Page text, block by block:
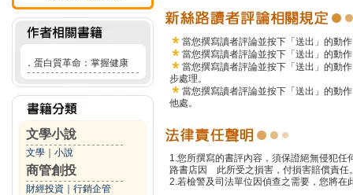
． 蛋白質革命：掌握健康
文學小說
文學 小說
商管創投
財經投資 行銷企管
當您撰寫讀者評論並按下「送出」的動
當您撰寫讀者評論並按下「送出」的動
當您撰寫讀者評論並按下「送出」的動
步處理。
當您撰寫讀者評論並按下「送出」的動
他處。
1.您所撰寫的書評內容，須保證絕無侵犯
路書店因 此所受之損害，付損害賠償責任
2.若檢警及司法單位因偵查之需要，您將